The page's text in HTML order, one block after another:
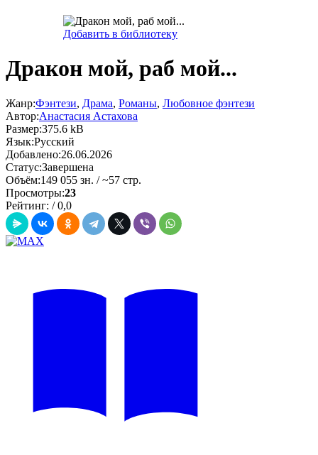
Добавить в библиотеку
Дракон мой, раб мой...
Жанр:Фэнтези, Драма, Романы, Любовное фэнтези
Автор:Анастасия Астахова
Размер:375.6 kB
Язык:Русский
Добавлено:26.06.2026
Статус:Завершена
Объём:149 055 зн. / ~57 стр.
Просмотры:23
Рейтинг: / 0,0